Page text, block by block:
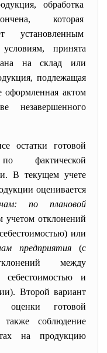
обработка
которая
установленным
принята
на склад или
подлежащая
оформленная актом
незавершенного
остатки готовой
фактической
В текущем учете
оценивается
по плановой
учетом отклонений
или
предприятия (с
между
себестоимостью и
Второй вариант
оценки готовой
соблюдение
на продукцию